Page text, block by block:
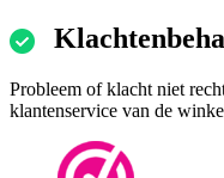
Probleem of klacht niet
klantenservice van de